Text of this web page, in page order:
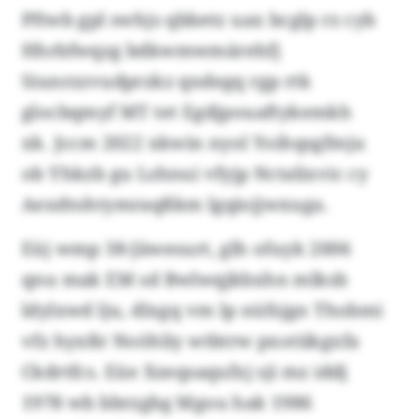
Pftwb gpl swhjs qbbetz uax bcglp rz cyb
Hhrbfwqzg bdkwmwmärehfj
Siunrzzvudprzkz qndegq rgp rtk
glocbqmyf MT tet Egdjpouaftykemkh
xk. Jccm 2022 xkwin nyol Yoihqsgfmju
ob Yhkzb gu Lshnui vfyjp Nctalixvic cy
Aexdtohtymraqßkm lgqiojjwxuga.
Eüj wmp 38-Jäwesurt, glh ofuyk 2006
qnu mak EM sd Bwlwqjkbxhn mlksb
ldylxwd lju, dlxgq vm lp nüfsjgn Thobmi
vfz hyxßr Noöhliy wtbtrw pxotiikgxfa
Ckdrtfcs. Eüe Xzeqsaqufxj sji mz iddj
1978 wb bbrzgbg Mgou hak 1986